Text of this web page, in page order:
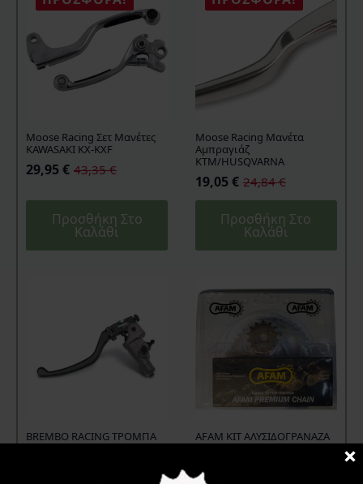
Moose Racing Σετ Μανέτες
KAWASAKI KX-KXF
43,35€
Original
was:
43,35 €.
29,95 €
Η
τιμή
είναι:Προσθήκη Στο
Καλάθι
Moose Racing Μανέτα
Αμπραγιάζ
KTM/HUSQVARNA
24,84€
Original
price
was:
19,05 €
Η
τρέχουσα
τιμή
19,05 €.
Προσθήκη Στο
Καλάθι
BREMBO RACING ΤΡΟΜΠΑ
ΣΥΜΠΛΕΚΤΗ ΑΚΤΙΝΙΚΗ PR 17
AFAM KIT ΑΛΥΣΙΔΟΓΡΑΝΑΖΑ
SUZUKI ADDRESS 125 R1-G